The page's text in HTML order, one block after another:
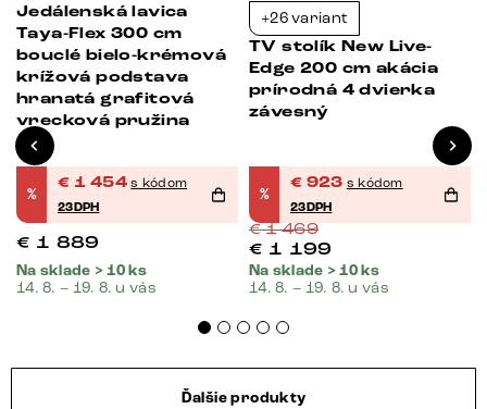
Jedálenská lavica
Taya-Flex 300 cm
bouclé bielo-krémová
krížová podstava
hranatá grafitová
vrecková pružina
%
€ 1 454 s kódom
23DPH
€ 1 889
Na sklade > 10 ks
14. 8. – 19. 8. u vás
+26 variant
TV stolík New Live-
Edge 200 cm akácia
prírodná 4 dvierka
závesný
%
€ 923 s kódom
23DPH
€1 469
€ 1 199
Na sklade > 10 ks
14. 8. – 19. 8. u vás
Ďalšie produkty